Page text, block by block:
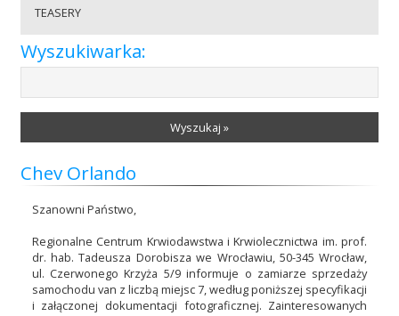
TEASERY
Wyszukiwarka:
Wyszukaj »
Chev Orlando
Szanowni Państwo,
Regionalne Centrum Krwiodawstwa i Krwiolecznictwa im. prof.
dr. hab. Tadeusza Dorobisza we Wrocławiu, 50-345 Wrocław,
ul. Czerwonego Krzyża 5/9 informuje o zamiarze sprzedaży
samochodu van z liczbą miejsc 7, według poniższej specyfikacji
i załączonej dokumentacji fotograficznej. Zainteresowanych